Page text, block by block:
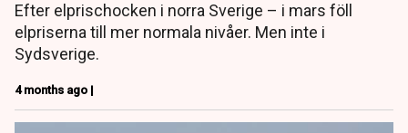
Efter elprischocken i norra Sverige – i mars föll
elpriserna till mer normala nivåer. Men inte i
Sydsverige.
4 months ago |